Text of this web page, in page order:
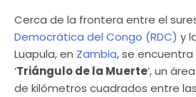
Cerca de la frontera entre el
Democrática del Congo (RDC) y
Luapula, en Zambia, se
‘Triángulo de la Muerte’, un
de kilómetros cuadrados entre